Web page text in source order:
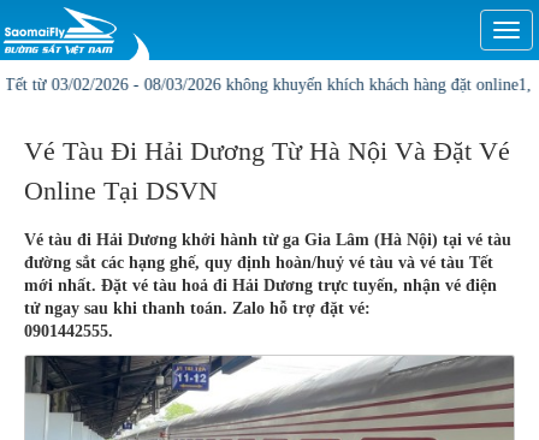
- 08/03/2026 không khuyến khích khách hàng đặt online1, Vị trí và
Vé Tàu Đi Hải Dương Từ Hà Nội Và Đặt Vé
Online Tại DSVN
Vé tàu đi Hải Dương khởi hành từ ga Gia Lâm (Hà Nội) tại vé tàu
đường sắt các hạng ghế, quy định hoàn/huỷ vé tàu và vé tàu Tết
mới nhất. Đặt vé tàu hoả đi Hải Dương trực tuyến, nhận vé điện
tử ngay sau khi thanh toán. Zalo hỗ trợ đặt vé:
0901442555.